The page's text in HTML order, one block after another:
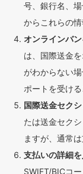
号、銀行名、
からこれらの情
オンラインバ
は、国際送金
がわからない
ポートを受ける
国際送金セク
たは送金セク
ますが、通常
支払いの詳細
SWIFT/BICコ